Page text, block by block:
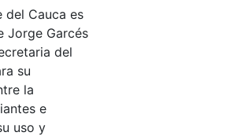
del Cauca es
Jorge Garcés
del
su
la
e
uso y